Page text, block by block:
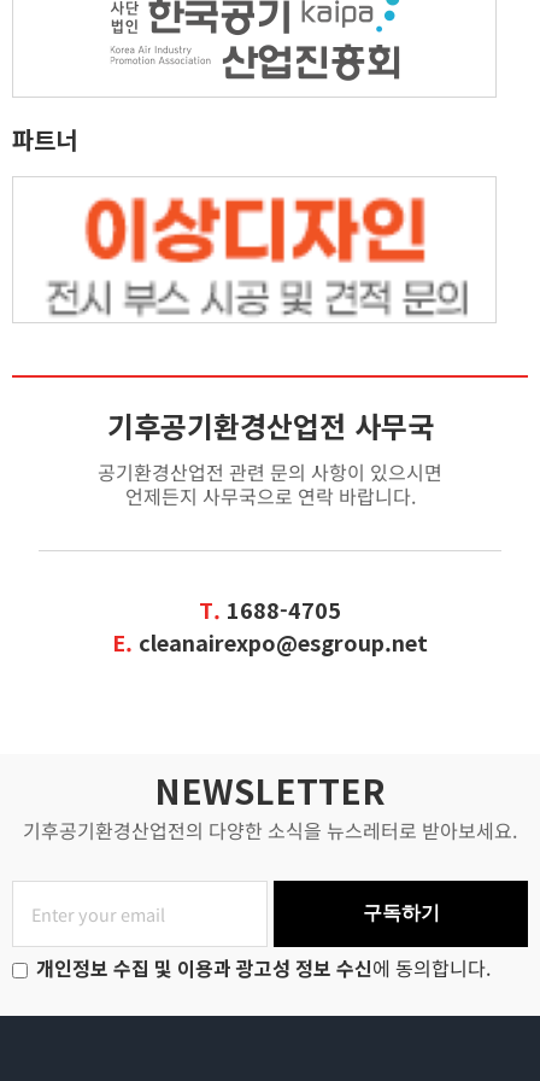
파트너
기후공기환경산업전 사무국
공기환경산업전 관련 문의 사항이 있으시면
언제든지 사무국으로 연락 바랍니다.
T. 1688-4705
E. cleanairexpo@esgroup.net
NEWSLETTER
기후공기환경산업전의 다양한 소식을 뉴스레터로 받아보세요.
구독하기
개인정보 수집 및 이용과 광고성 정보 수신에 동의합니다.